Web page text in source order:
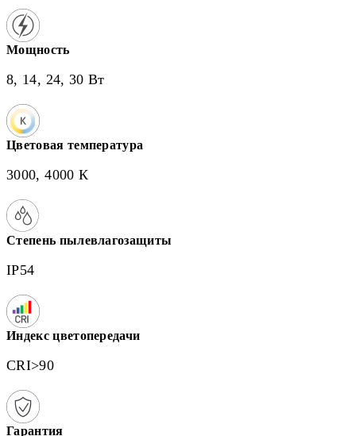
Мощность
8, 14, 24, 30 Вт
Цветовая температура
3000, 4000 К
Степень пылевлагозащиты
IP54
Индекс цветопередачи
CRI>90
Гарантия